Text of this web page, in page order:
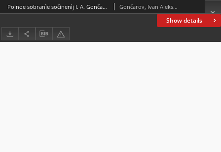
Show details
Polnoe sobranìe sočinenìj I. A. Gončarova v 12 tomah. T. 11 Gončarov, Ivan Aleksandrovič (1812-1891)